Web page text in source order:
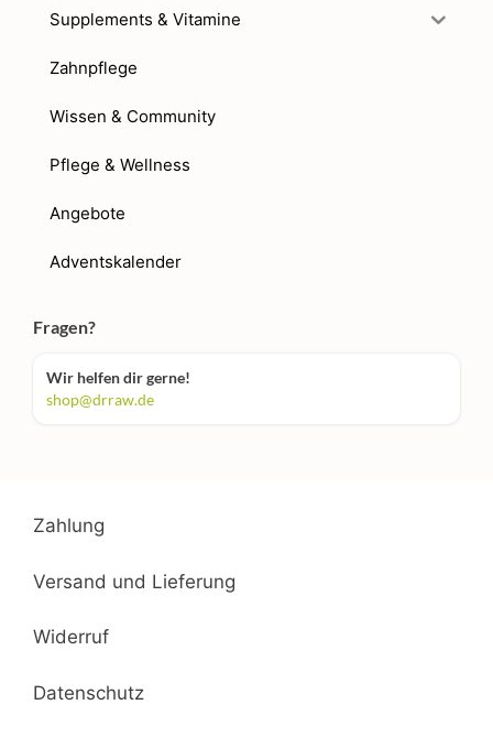
Supplements & Vitamine
Zahnpflege
Wissen & Community
Pflege & Wellness
Angebote
Adventskalender
Fragen?
Wir helfen dir gerne!
shop@drraw.de
Zahlung
Versand und Lieferung
Widerruf
Datenschutz